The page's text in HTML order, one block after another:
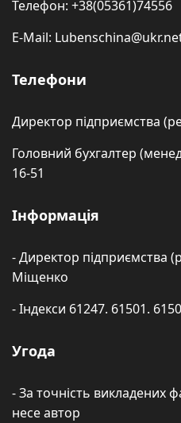
Телефон: +38(05361)74556
E-Mail:
Телефони
Директор підприємства
Головний бухгалтер
16-51
Інформація
- Директор підприємства
Міщенко
- Індекси 61247. 61501.
Угода
- За точність викладених
несе автор